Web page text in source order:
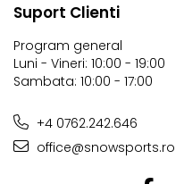
Suport Clienti
Program general
Luni - Vineri: 10:00 - 19:00
Sambata: 10:00 - 17:00
+4 0762.242.646
office@snowsports.ro